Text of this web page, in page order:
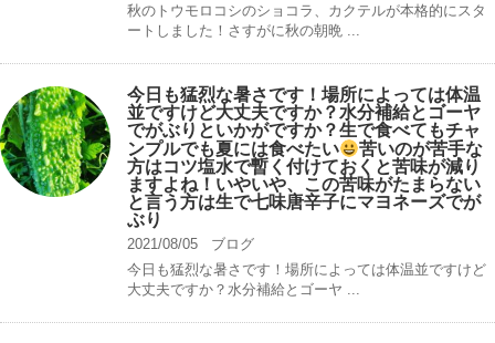
秋のトウモロコシのショコラ、カクテルが本格的にスタ
ートしました！さすがに秋の朝晩 ...
今日も猛烈な暑さです！場所によっては体温
並ですけど大丈夫ですか？水分補給とゴーヤ
でがぶりといかがですか？生で食べてもチャ
ンプルでも夏には食べたい
苦いのが苦手な
方はコツ塩水で暫く付けておくと苦味が減り
ますよね！いやいや、この苦味がたまらない
と言う方は生で七味唐辛子にマヨネーズでが
ぶり
2021/08/05
ブログ
今日も猛烈な暑さです！場所によっては体温並ですけど
大丈夫ですか？水分補給とゴーヤ ...